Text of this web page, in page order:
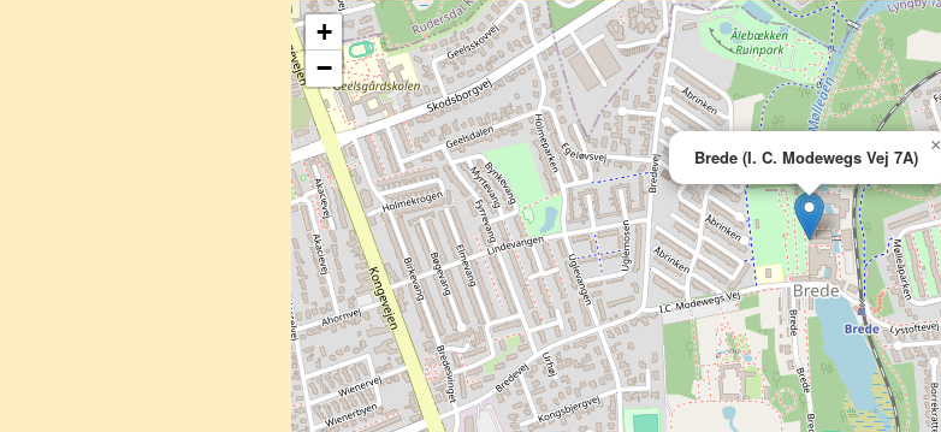
Brede (I. C. Modewegs Vej 7A)
×
+
−